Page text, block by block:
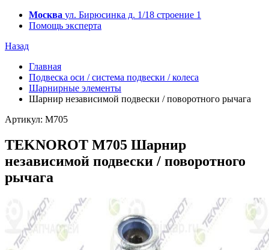
Москва ул. Бирюсинка д. 1/18 строение 1
Помощь эксперта
Назад
Главная
Подвеска оси / система подвески / колеса
Шарнирные элементы
Шарнир независимой подвески / поворотного рычага
Артикул: M705
TEKNOROT M705 Шарнир
независимой подвески / поворотного
рычага